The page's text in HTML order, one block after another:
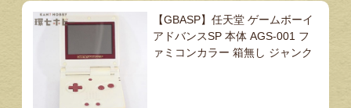
【GBASP】任天堂 ゲームボーイ
アドバンスSP 本体 AGS-001 フ
ァミコンカラー 箱無し ジャンク